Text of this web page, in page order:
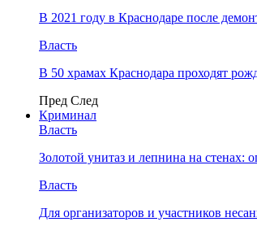
В 2021 году в Краснодаре после
Власть
В 50 храмах Краснодара проходят
Пред След
Криминал
Власть
​Золотой унитаз и лепнина на стенах:
Власть
Для организаторов и участников